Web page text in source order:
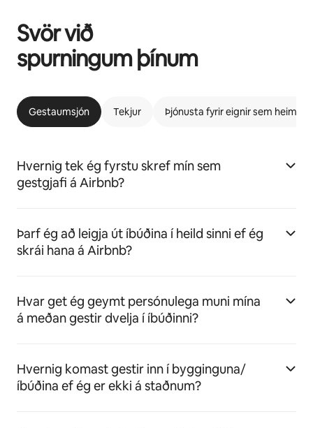
Svör við
spurningum þínum
Gestaumsjón Tekjur Þjónusta fyrir eignir sem heimila
Hvernig tek ég fyrstu skref mín sem
gestgjafi á Airbnb?
Þarf ég að leigja út íbúðina í heild sinni ef ég
skrái hana á Airbnb?
Hvar get ég geymt persónulega muni mína
á meðan gestir dvelja í íbúðinni?
Hvernig komast gestir inn í bygginguna/
íbúðina ef ég er ekki á staðnum?